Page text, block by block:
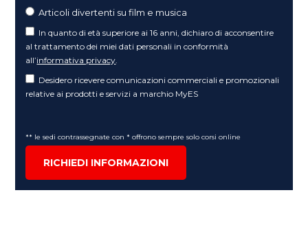
Articoli divertenti su film e musica
In quanto di età superiore ai 16 anni, dichiaro di acconsentire
al trattamento dei miei dati personali in conformità
all’informativa privacy
Desidero ricevere comunicazioni commerciali e promozionali
relative ai prodotti e servizi a marchio MyES
** le sedi contrassegnate con * offrono sempre solo corsi online
RICHIEDI INFORMAZIONI